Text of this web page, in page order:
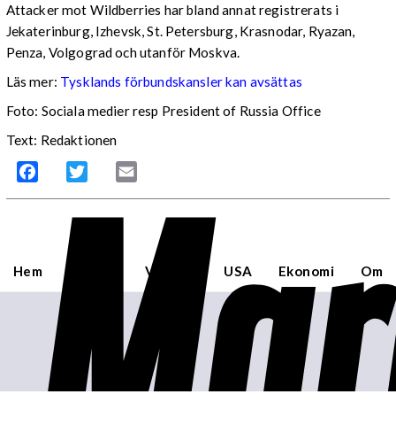
Attacker mot Wildberries har bland annat registrerats i
Jekaterinburg, Izhevsk, St. Petersburg, Krasnodar, Ryazan,
Penza, Volgograd och utanför Moskva.
Läs mer: Tysklands förbundskansler kan avsättas
Foto: Sociala medier resp President of Russia Office
Text: Redaktionen
Facebook Twitter
Hem Världen USA Ekonomi Om